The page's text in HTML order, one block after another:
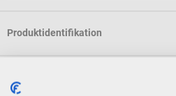
Produktidentifikation